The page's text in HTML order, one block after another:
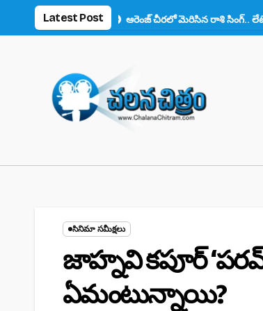
Latest Post
ఆరెంజ్ చీరలో మెరిసిన రాశి సింగ్.. లేటెస్ట్ ఫొటోలు
సినిమా సమీక్షలు
జాహ్నవి కపూర్‌
ఏమంటున్నాయి?